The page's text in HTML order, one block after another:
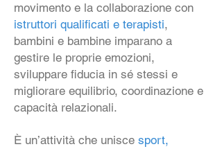
movimento e la collaborazione con
istruttori qualificati e terapisti,
bambini e bambine imparano a
gestire le proprie emozioni,
sviluppare fiducia in sé stessi e
migliorare equilibrio, coordinazione e
capacità relazionali.
È un’attività che unisce sport,